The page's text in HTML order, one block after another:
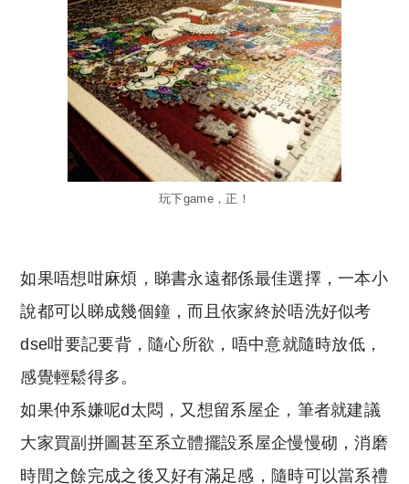
玩下game，正！
如果唔想咁麻煩，睇書永遠都係最佳選擇，一本小
說都可以睇成幾個鐘，而且依家終於唔洗好似考
dse咁要記要背，隨心所欲，唔中意就隨時放低，
感覺輕鬆得多。
如果仲系嫌呢d太悶，又想留系屋企，筆者就建議
大家買副拼圖甚至系立體擺設系屋企慢慢砌，消磨
時間之餘完成之後又好有滿足感，隨時可以當系禮